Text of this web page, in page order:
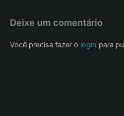
Deixe um comentário
Você precisa fazer o login para